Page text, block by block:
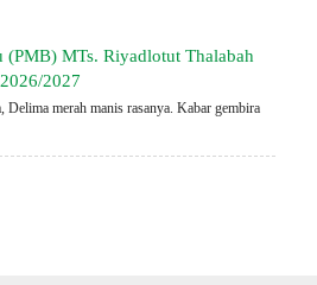
(PMB) MTs. Riyadlotut Thalabah
2027
Delima merah manis rasanya. Kabar gembira